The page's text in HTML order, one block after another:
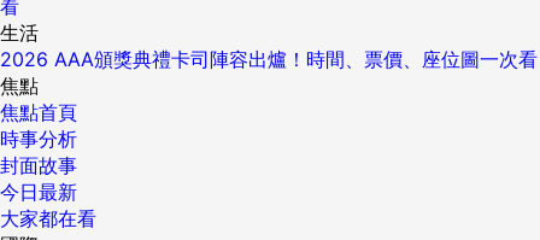
生活
2026 AAA頒獎典禮卡司陣容出爐！時間、票價、座位圖一次看
焦點
焦點首頁
時事分析
封面故事
今日最新
大家都在看